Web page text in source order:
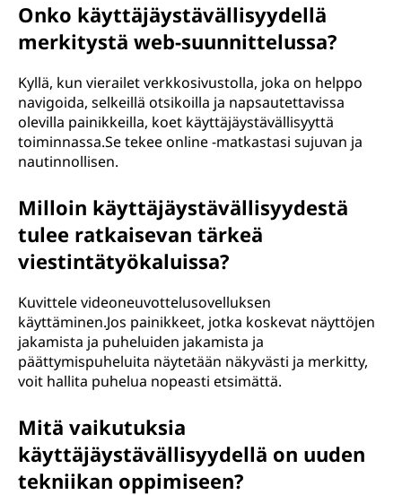
Onko käyttäjäystävällisyydellä
merkitystä web-suunnittelussa?
Kyllä, kun vierailet verkkosivustolla, joka on helppo
navigoida, selkeillä otsikoilla ja napsautettavissa
olevilla painikkeilla, koet käyttäjäystävällisyyttä
toiminnassa.Se tekee online -matkastasi sujuvan ja
nautinnollisen.
Milloin käyttäjäystävällisyydestä
tulee ratkaisevan tärkeä
viestintätyökaluissa?
Kuvittele videoneuvottelusovelluksen
käyttäminen.Jos painikkeet, jotka koskevat näyttöjen
jakamista ja puheluiden jakamista ja
päättymispuheluita näytetään näkyvästi ja merkitty,
voit hallita puhelua nopeasti etsimättä.
Mitä vaikutuksia
käyttäjäystävällisyydellä on uuden
tekniikan oppimiseen?